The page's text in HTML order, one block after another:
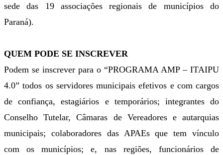
sede das 19 associações regionais de municípios do
Paraná).
QUEM PODE SE INSCREVER
Podem se inscrever para o “PROGRAMA AMP – ITAIPU
4.0” todos os servidores municipais efetivos e com cargos
de confiança, estagiários e temporários; integrantes do
Conselho Tutelar, Câmaras de Vereadores e autarquias
municipais; colaboradores das APAEs que tem vínculo
com os municípios; e, nas regiões, funcionários de